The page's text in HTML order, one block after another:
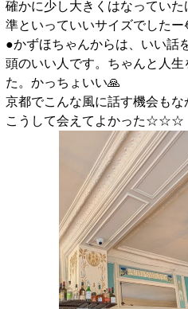
確かに少し大きくはなってい
準といっていいサイズでした
●かずほちゃんからは、いい話
頭のいい人です。ちゃんと人
た。かっちょいい🙏
京都でこんな風に話す機会も
こうして会えてよかった☆☆☆